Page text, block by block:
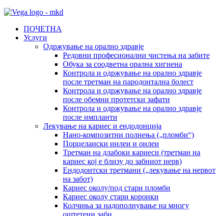
ПОЧЕТНА
Услуги
Одржување на орално здравје
Редовни професионални чистења на забите
Обука за соодветна орална хигиена
Контрола и одржување на орално здравје
после третман на пародoнтална болест
Контрола и одржување на орално здравје
после обемни протетски зафати
Контрола и одржување на орално здравје
после импланти
Лекување на кариес и ендодонција
Нано-композитни полнења („пломби“)
Порцелански инлеи и онлеи
Третман на длабоки кариеси (третман на
кариес кој е близу до забниот нерв)
Ендодонтски третмани („лекување на нервот
на забот)
Кариес околу/под стари пломби
Кариес околу стари коронки
Колчиња за надополнување на многу
оштетени заби